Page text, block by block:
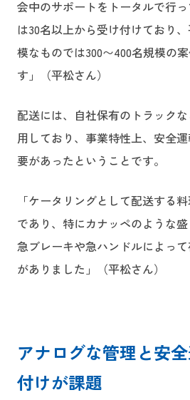
会中のサポートをトータルで行
は30名以上から受け付けており
模なものでは300〜400名規模の
す」（平松さん）
配送には、自社保有のトラック
用しており、事業特性上、安全
要があったということです。
「ケータリングとして配送する
であり、特にカナッペのような盛
急ブレーキや急ハンドルによっ
がありました」（平松さん）
アナログな管理と安
付けが課題